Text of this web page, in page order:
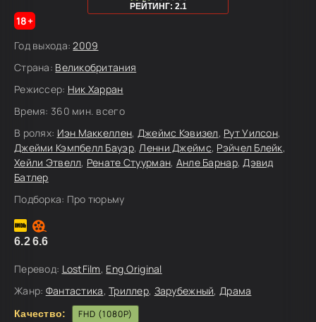
РЕЙТИНГ: 2.1
18+
Год выхода: 2009
Страна: Великобритания
Режиссер: Ник Харран
Время: 360 мин. всего
В ролях: Иэн Маккеллен, Джеймс Кэвизел, Рут Уилсон,
Джейми Кэмпбелл Бауэр,Ленни Джеймс, Рэйчел Блейк,
Хейли Этвелл, Ренате Стуурман, Анле Барнар,Дэвид
Батлер
Подборка: Про тюрьму
6.26.6
Перевод: LostFilm, Eng.Original
Жанр: Фантастика,Триллер, Зарубежный, Драма
Качество: FHD (1080P)